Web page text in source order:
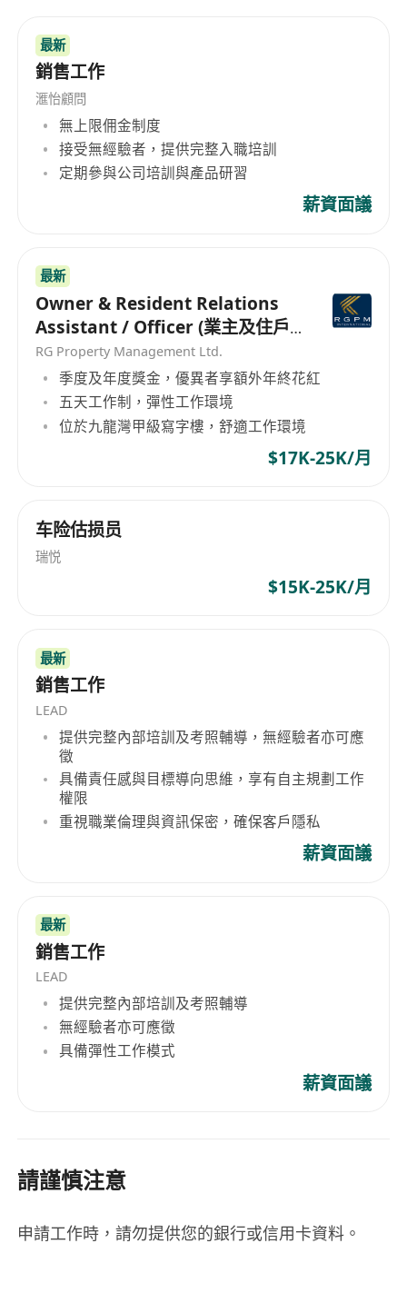
最新
銷售工作
滙怡顧問
無上限佣金制度
接受無經驗者，提供完整入職培訓
定期參與公司培訓與產品研習
薪資面議
最新
Owner & Resident Relations
Assistant / Officer (業主及住戶
關係助理/主任）
RG Property Management Ltd.
季度及年度獎金，優異者享額外年終花紅
五天工作制，彈性工作環境
位於九龍灣甲級寫字樓，舒適工作環境
$17K-25K/月
车险估损员
瑞悦
$15K-25K/月
最新
銷售工作
LEAD
提供完整內部培訓及考照輔導，無經驗者亦可應
徵
具備責任感與目標導向思維，享有自主規劃工作
權限
重視職業倫理與資訊保密，確保客戶隱私
薪資面議
最新
銷售工作
LEAD
提供完整內部培訓及考照輔導
無經驗者亦可應徵
具備彈性工作模式
薪資面議
請謹慎注意
申請工作時，請勿提供您的銀行或信用卡資料。